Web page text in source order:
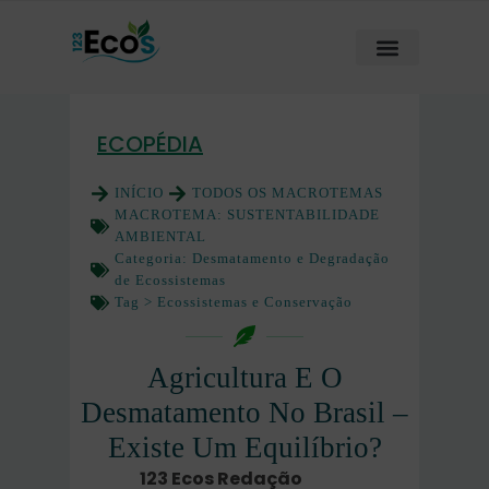
ECOPÉDIA
INÍCIO
TODOS OS MACROTEMAS
MACROTEMA: SUSTENTABILIDADE
AMBIENTAL
Categoria: Desmatamento e Degradação
de Ecossistemas
Tag > Ecossistemas e Conservação
Agricultura E O
Desmatamento No Brasil –
Existe Um Equilíbrio?
123 Ecos Redação